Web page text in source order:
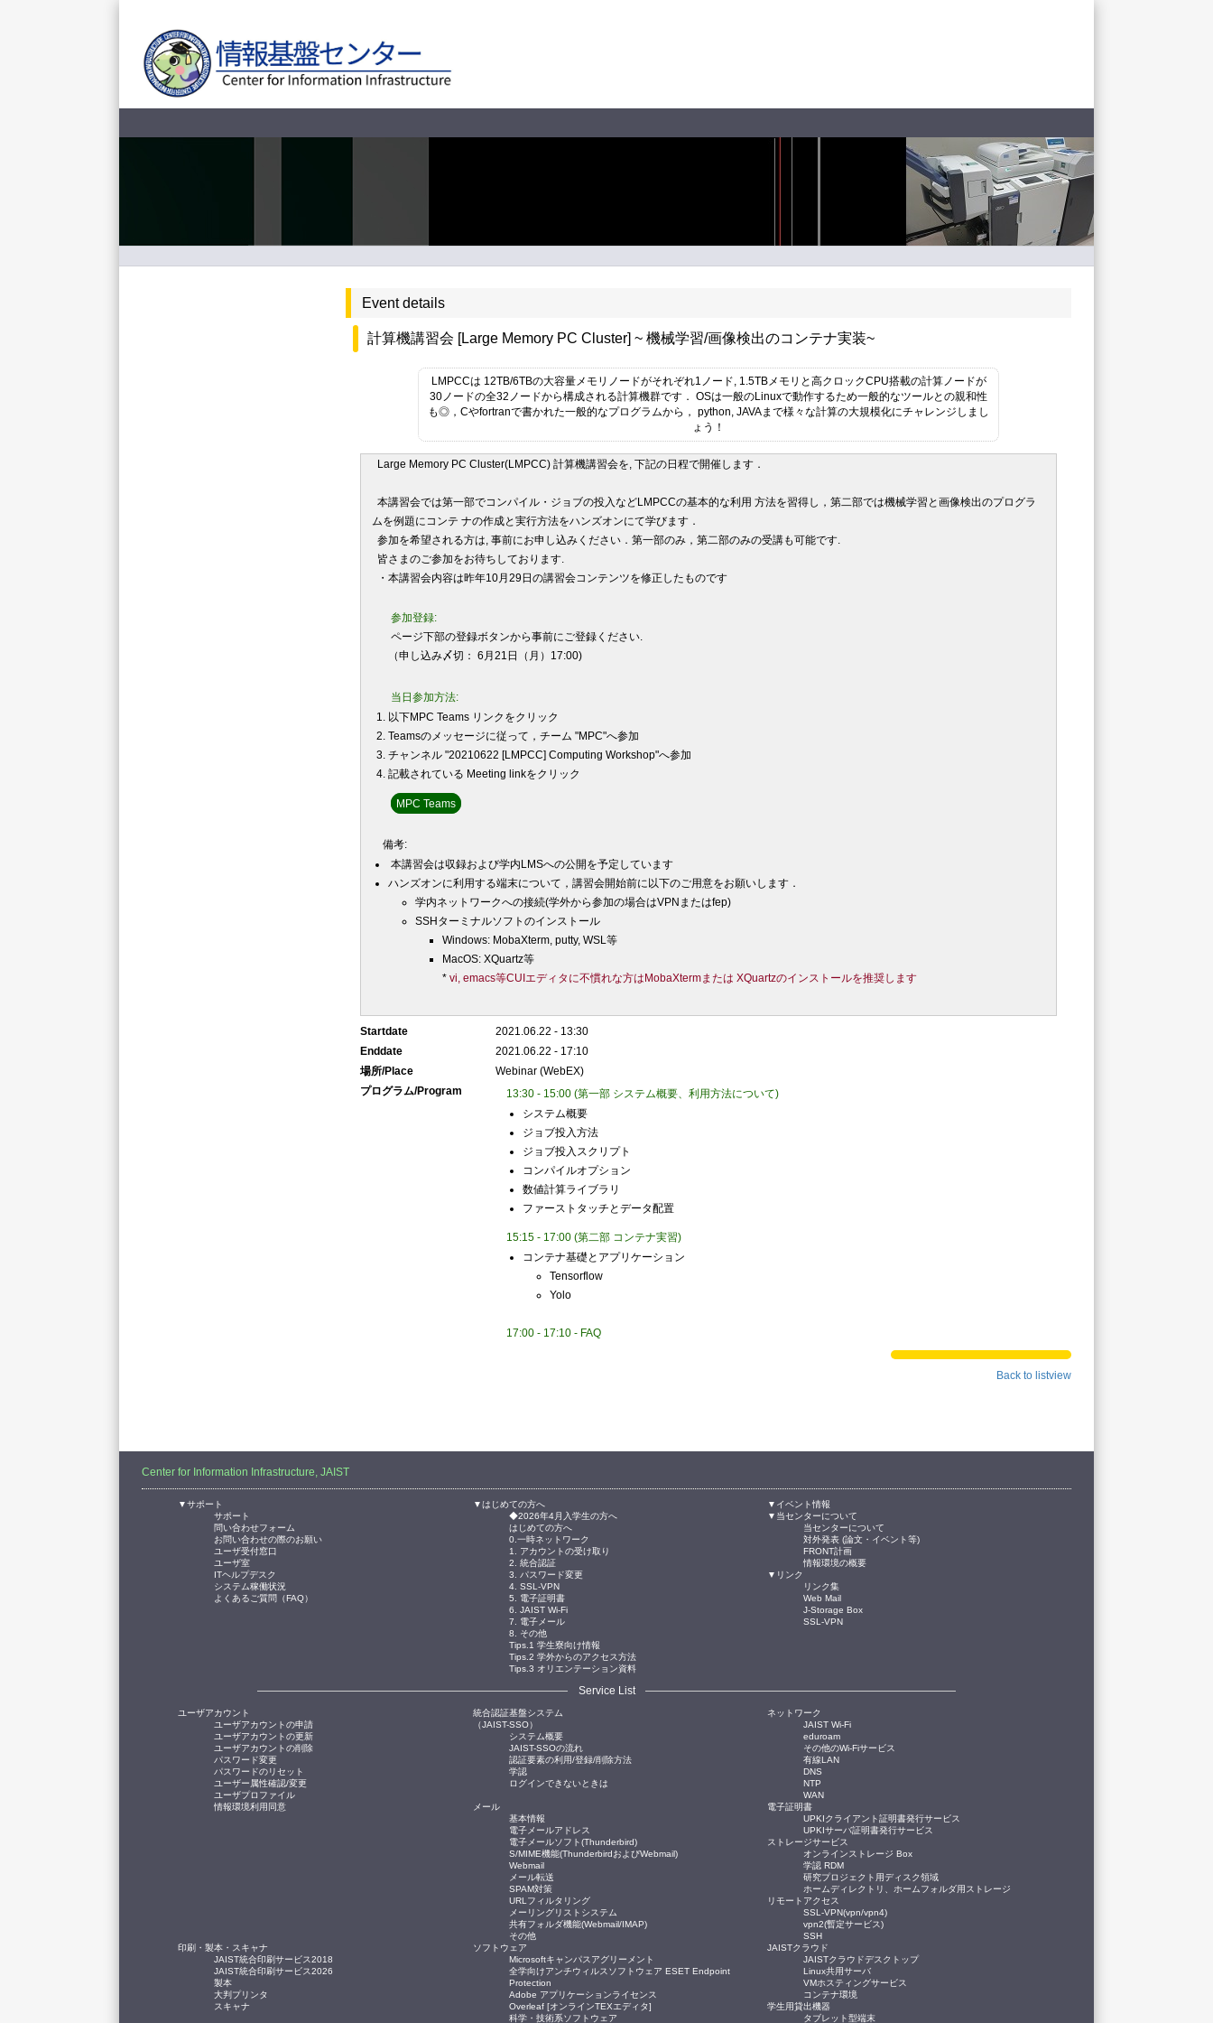
Event details
計算機講習会 [Large Memory PC Cluster] ~ 機械学習/画像検出のコンテナ実装~
LMPCCは 12TB/6TBの大容量メモリノードがそれぞれ1ノード, 1.5TBメモリと高クロックCPU搭載の計算ノードが
30ノードの全32ノードから構成される計算機群です． OSは一般のLinuxで動作するため一般的なツールとの親和性
も◎，Cやfortranで書かれた一般的なプログラムから， python, JAVAまで様々な計算の大規模化にチャレンジしまし
ょう！
Large Memory PC Cluster(LMPCC) 計算機講習会を, 下記の日程で開催します．
本講習会では第一部でコンパイル・ジョブの投入などLMPCCの基本的な利用 方法を習得し，第二部では機械学習と画像検出のプログラ
ムを例題にコンテ ナの作成と実行方法をハンズオンにて学びます．
参加を希望される方は, 事前にお申し込みください．第一部のみ，第二部のみの受講も可能です.
皆さまのご参加をお待ちしております.
・本講習会内容は昨年10月29日の講習会コンテンツを修正したものです
参加登録:
ページ下部の登録ボタンから事前にご登録ください.
（申し込み〆切： 6 月21 日（月） 17:00)
当日参加方法:
以下MPC Teams リンク をクリック
Teamsのメッセージに従って，チーム "MPC"へ参加
チャンネル "20210622 [LMPCC] Computing Workshop"へ参加
記載されている Meeting linkをクリック
MPC Teams
備考:
本講習会は収録および学内LMSへの公開を予定しています
ハンズオンに利用する端末について，講習会開始前に以下のご用意をお願いします．
学内ネットワークへの接続(学外から参加の場合はVPNまたはfep)
SSHターミナルソフトのインストール
Windows: MobaXterm, putty, WSL等
MacOS: XQuartz等
*vi, emacs等CUIエディタに不慣れな方はMobaXtermまたは XQuartzのインストールを推奨します
Startdate
2021.06.22 - 13:30
Enddate
2021.06.22 - 17:10
場所/Place
Webinar (WebEX)
プログラム/Program
13:30 - 15:00 (第一部 システム概要、利用方法について)
システム概要
ジョブ投入方法
ジョブ投入スクリプト
コンパイルオプション
数値計算ライブラリ
ファーストタッチとデータ配置
15:15 - 17:00 (第二部 コンテナ実習)
コンテナ基礎とアプリケーション
Tensorflow
Yolo
17:00 - 17:10 - FAQ
Back to listview
Center for Information Infrastructure, JAIST
▼サポート
サポート
問い合わせフォーム
お問い合わせの際のお願い
ユーザ受付窓口
ユーザ室
ITヘルプデスク
システム稼働状況
よくあるご質問（FAQ）
▼はじめての方へ
◆2026年4月入学生の方へ
はじめての方へ
0.一時ネットワーク
1. アカウントの受け取り
2. 統合認証
3. パスワード変更
4. SSL-VPN
5. 電子証明書
6. JAIST Wi-Fi
7. 電子メール
8. その他
Tips.1 学生寮向け情報
Tips.2 学外からのアクセス方法
Tips.3 オリエンテーション資料
▼イベント情報
▼当センターについて
当センターについて
対外発表 (論文・イベント等)
FRONT計画
情報環境の概要
▼リンク
リンク集
Web Mail
J-Storage Box
SSL-VPN
Service List
ユーザアカウント
ユーザアカウントの申請
ユーザアカウントの更新
ユーザアカウントの削除
パスワード変更
パスワードのリセット
ユーザー属性確認/変更
ユーザプロファイル
情報環境利用同意
統合認証基盤システム
（JAIST-SSO）
システム概要
JAIST-SSOの流れ
認証要素の利用/登録/削除方法
学認
ログインできないときは
ネットワーク
JAIST Wi-Fi
eduroam
その他のWi-Fiサービス
有線LAN
DNS
NTP
WAN
メール
基本情報
電子メールアドレス
電子メールソフト(Thunderbird)
S/MIME機能(ThunderbirdおよびWebmail)
Webmail
メール転送
SPAM対策
URLフィルタリング
メーリングリストシステム
共有フォルダ機能(Webmail/IMAP)
その他
電子証明書
UPKIクライアント証明書発行サービス
UPKIサーバ証明書発行サービス
ストレージサービス
オンラインストレージ Box
学認 RDM
研究プロジェクト用ディスク領域
ホームディレクトリ、ホームフォルダ用ストレージ
リモートアクセス
SSL-VPN(vpn/vpn4)
vpn2(暫定サービス)
SSH
印刷・製本・スキャナ
JAIST統合印刷サービス2018
JAIST統合印刷サービス2026
製本
大判プリンタ
スキャナ
ソフトウェア
Microsoftキャンパスアグリーメント
全学向けアンチウィルスソフトウェア ESET Endpoint
Protection
Adobe アプリケーションライセンス
Overleaf [オンラインTEXエディタ]
科学・技術系ソフトウェア
JAISTクラウド
JAISTクラウドデスクトップ
Linux共用サーバ
VMホスティングサービス
コンテナ環境
学生用貸出機器
タブレット型端末